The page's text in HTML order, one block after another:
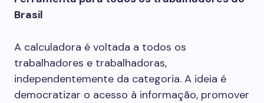
Brasil
A calculadora é voltada a todos os
trabalhadores e trabalhadoras,
independentemente da categoria. A ideia é
democratizar o acesso à informação, promover